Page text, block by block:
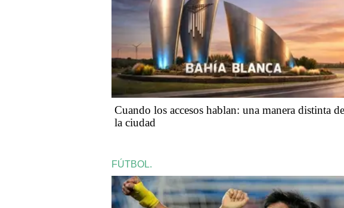
Cuando los accesos hablan: una manera distinta
la ciudad
FÚTBOL.